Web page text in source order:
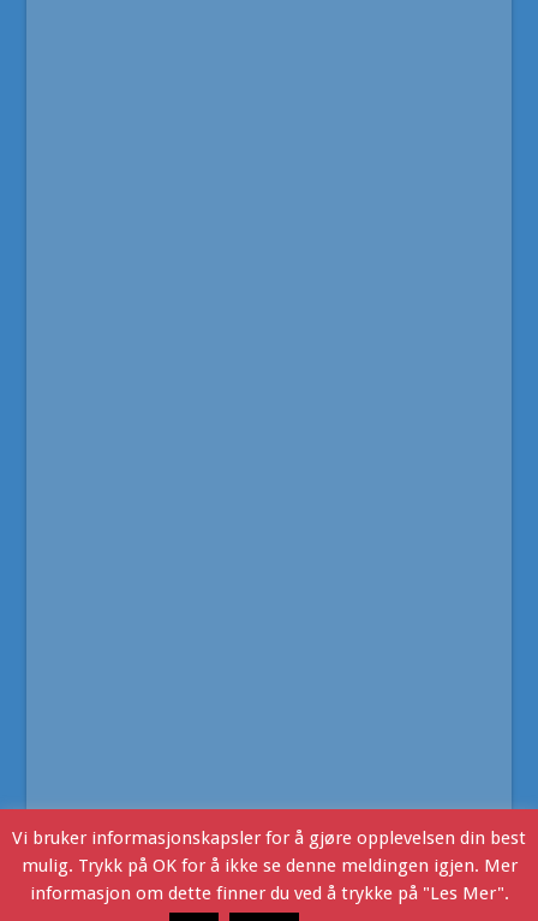
Vi bruker informasjonskapsler for å gjøre opplevelsen din best
mulig. Trykk på OK for å ikke se denne meldingen igjen. Mer
informasjon om dette finner du ved å trykke på "Les Mer".